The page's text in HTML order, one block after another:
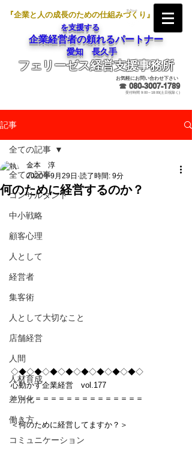
『企業と人の成長のための仕組みづくり』
を支援する
企業経営者の頼れるパートナー
愛知 長久手
フェリーゼス経営支援事務所
お気軽にお問い合わせ下さい
☎ 080-3007-1789
受付時間 9:00～18:00(土日祝除く)
記事
全ての記事
コンサルタント
中小戦略
顧客心理
人として
経営者
集客術
人として大切なこと
店舗経営
人間
人材育成
差別化
働き方
コミュニケーション
全ての記事
何のために経営するのか？
金本 淳
2020年9月29日 読了時間: 9分
◇◆◇◆◇◆◇◆◇◆◇◆◇◆◇◆◇
心動かす企業経営　vol.177
＝＝＝＝＝＝＝＝＝＝＝＝＝＝＝＝＝
＜何のために経営してますか？＞